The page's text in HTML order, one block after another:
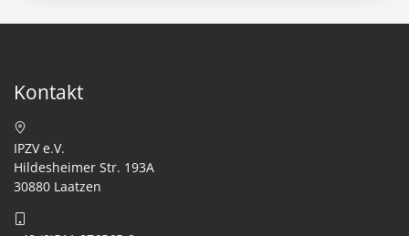
Kontakt
IPZV e.V.
Hildesheimer Str. 193A
30880 Laatzen